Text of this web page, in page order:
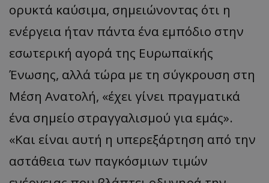
ορυκτά καύσιμα, σημειώνοντας ότι η
ενέργεια ήταν πάντα ένα εμπόδιο στην
εσωτερική αγορά της Ευρωπαϊκής
Ένωσης, αλλά τώρα με τη σύγκρουση στη
Μέση Ανατολή, «έχει γίνει πραγματικά
ένα σημείο στραγγαλισμού για εμάς».
«Και είναι αυτή η υπερεξάρτηση από την
αστάθεια των παγκόσμιων τιμών